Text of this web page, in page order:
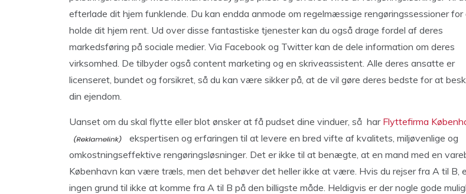
efterlade dit hjem funklende. Du kan endda anmode om regelmæssige rengøringssessioner for
holde dit hjem rent. Ud over disse fantastiske tjenester kan du også drage fordel af deres
markedsføring på sociale medier. Via Facebook og Twitter kan de dele information om deres
virksomhed. De tilbyder også content marketing og en skriveassistent. Alle deres ansatte er
licenseret, bundet og forsikret, så du kan være sikker på, at de vil gøre deres bedste for at
din ejendom.
Uanset om du skal flytte eller blot ønsker at få pudset dine vinduer, så harFlyttefirma
ekspertisen og erfaringen til at levere en bred vifte af kvalitets, miljøvenlige og
omkostningseffektive rengøringsløsninger. Det er ikke til at benægte, at en mand med en
København kan være træls, men det behøver det heller ikke at være. Hvis du rejser fra A til B,
ingen grund til ikke at komme fra A til B på den billigste måde. Heldigvis er der nogle gode